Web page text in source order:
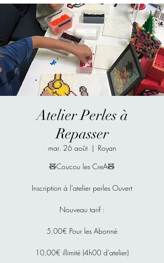
Atelier Perles à
Repasser
mar. 26 août
  |
Royan
🧸Coucou les CreA🧸
Inscription à l’atelier perles Ouvert
Nouveau tarif :
5,00€ Pour les Abonné
10,00€ illimité (4h00 d’atelier)